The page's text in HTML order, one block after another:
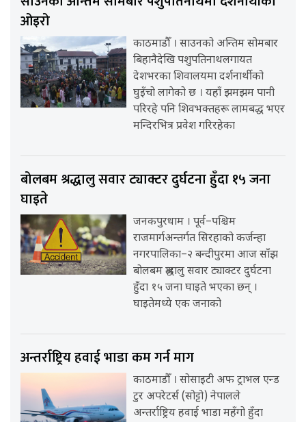
ओइरो
काठमाडौँ । साउनको अन्तिम सोमबार
बिहानैदेखि पशुपतिनाथलगायत
देशभरका शिवालयमा दर्शनार्थीको
घुइँचो लागेको छ । यहाँ झमझम पानी
परिरहे पनि शिवभक्तहरू लामबद्ध भएर
मन्दिरभित्र प्रवेश गरिरहेका
बोलबम श्रद्धालु सवार ट्याक्टर दुर्घटना हुँदा १५ जना
घाइते
जनकपुरधाम । पूर्व–पश्चिम
राजमार्गअन्तर्गत सिरहाको कर्जन्हा
नगरपालिका–२ बन्दीपुरमा आज साँझ
बोलबम श्रद्धालु सवार ट्याक्टर दुर्घटना
हुँदा १५ जना घाइते भएका छन् ।
घाइतेमध्ये एक जनाको
अन्तर्राष्ट्रिय हवाई भाडा कम गर्न माग
काठमाडौँ । सोसाइटी अफ ट्राभल एन्ड
टुर अपरेटर्स (सोट्टो) नेपालले
अन्तर्राष्ट्रिय हवाई भाडा महँगो हुँदा